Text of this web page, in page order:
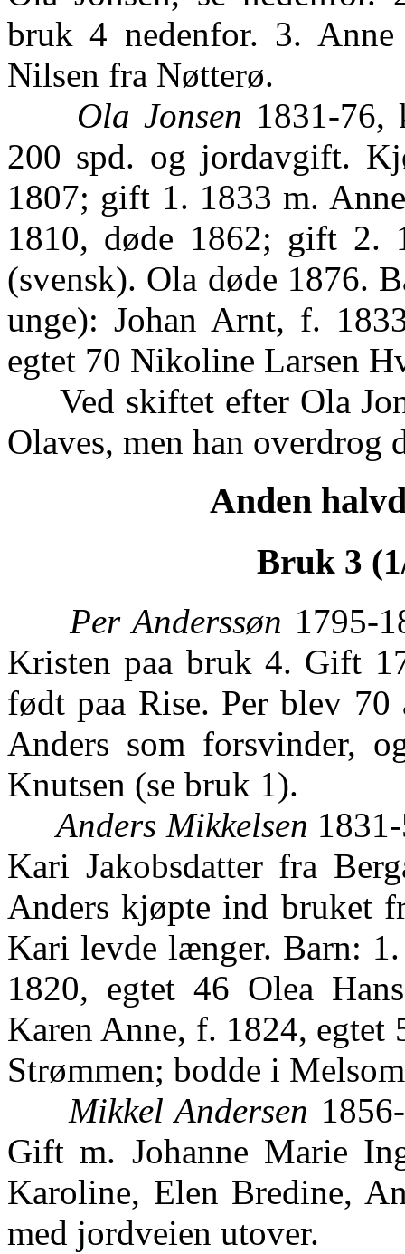
bruk 4 nedenfor. 3.
Nilsen fra Nøtterø.
Ola Jonsen 1831-76,
200 spd. og jordavgift.
1807; gift 1. 1833 m.
1810, døde 1862; gift 2.
(svensk). Ola døde 1876.
unge): Johan Arnt, f.
egtet 70 Nikoline Larsen
Ved skiftet efter Ola
Olaves, men han overdrog
Anden
Bruk 3
Per Anderssøn 1795-
Kristen paa bruk 4. Gift
født paa Rise. Per blev
Anders som forsvinder,
Knutsen (se bruk 1).
Anders Mikkelsen
Kari Jakobsdatter fra
Anders kjøpte ind bruket
Kari levde længer. Barn:
1820, egtet 46 Olea
Karen Anne, f. 1824,
Strømmen; bodde i
Mikkel Andersen
Gift m. Johanne Marie
Karoline, Elen Bredine,
med jordveien utover.